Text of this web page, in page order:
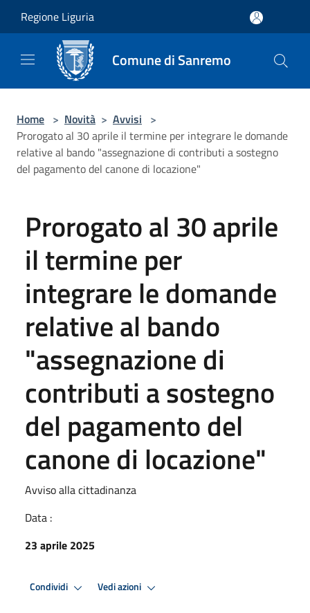
Regione Liguria
Comune di Sanremo
Home > Novità > Avvisi >
Prorogato al 30 aprile il termine per integrare le domande
relative al bando "assegnazione di contributi a sostegno
del pagamento del canone di locazione"
Prorogato al 30 aprile
il termine per
integrare le domande
relative al bando
"assegnazione di
contributi a sostegno
del pagamento del
canone di locazione"
Avviso alla cittadinanza
Data :
23 aprile 2025
Condividi Vedi azioni